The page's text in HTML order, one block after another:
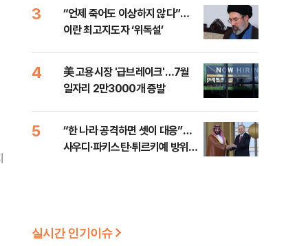
3
“언제 죽어도 이상하지 않다”…
이란 최고지도자 ‘위독설’
4
美 고용시장 '급브레이크'…7월
일자리 2만3000개 증발
5
“한 나라 공격하면 셋이 대응”…
사우디·파키스탄·튀르키예 방위동